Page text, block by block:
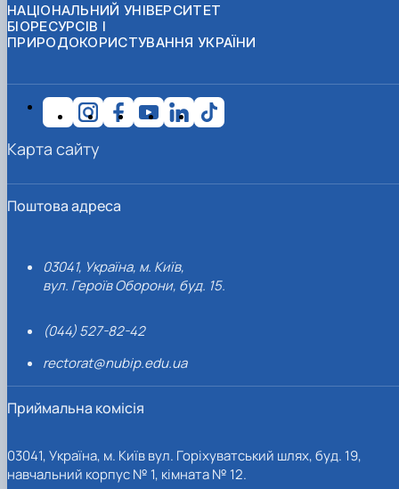
НАЦІОНАЛЬНИЙ УНІВЕРСИТЕТ
БІОРЕСУРСІВ І
ПРИРОДОКОРИСТУВАННЯ УКРАЇНИ
Поштова адреса
03041, Україна, м. Київ,
вул. Героїв Оборони, буд. 15.
(044) 527-82-42
rectorat@nubip.edu.ua
Приймальна комісія
03041, Україна, м. Київ вул. Горіхуватський шлях, буд. 19,
навчальний корпус № 1, кімната № 12.
Карта сайту